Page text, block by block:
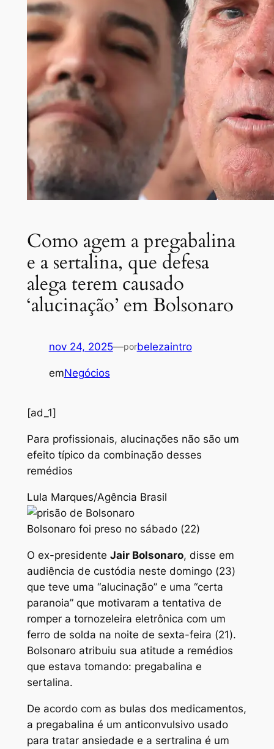
Como agem a pregabalina
e a sertalina, que defesa
alega terem causado
‘alucinação’ em Bolsonaro
nov 24, 2025—porbelezaintro
emNegócios
[ad_1]
Para profissionais, alucinações não são um
efeito típico da combinação desses
remédios
Lula Marques/Agência Brasil
Bolsonaro foi preso no sábado (22)
O ex-presidente Jair Bolsonaro, disse em
audiência de custódia neste domingo (23)
que teve uma “alucinação” e uma “certa
paranoia” que motivaram a tentativa de
romper a tornozeleira eletrônica com um
ferro de solda na noite de sexta-feira (21).
Bolsonaro atribuiu sua atitude a remédios
que estava tomando: pregabalina e
sertalina.
De acordo com as bulas dos medicamentos,
a pregabalina é um anticonvulsivo usado
para tratar ansiedade e a sertralina é um